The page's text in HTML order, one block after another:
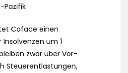
Pazifik
Coface einen
um 1
zwar über Vor-
Steuerentlastungen,